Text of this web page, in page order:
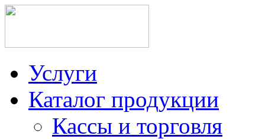
Услуги
Каталог продукции
Кассы и торговля